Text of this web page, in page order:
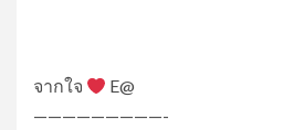
จากใจ
E@
—————————-